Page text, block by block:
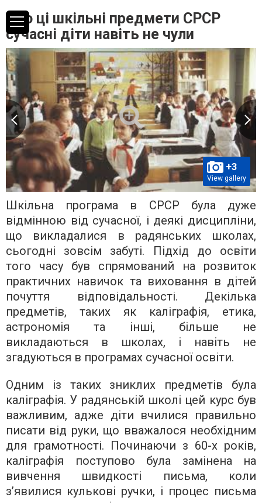
Про ці шкільні предмети СРСР
сучасні діти навіть не чули
+3
View gallery
Шкільна програма в СРСР була дуже
відмінною від сучасної, і деякі дисципліни,
що викладалися в радянських школах,
сьогодні зовсім забуті. Підхід до освіти
того часу був спрямований на розвиток
практичних навичок та виховання в дітей
почуття відповідальності. Декілька
предметів, таких як каліграфія, етика,
астрономія та інші, більше не
викладаються в школах, і навіть не
згадуються в програмах сучасної освіти.
Одним із таких зниклих предметів була
каліграфія. У радянській школі цей курс був
важливим, адже діти вчилися правильно
писати від руки, що вважалося необхідним
для грамотності. Починаючи з 60-х років,
каліграфія поступово була замінена на
вивчення швидкості письма, коли
з’явилися кулькові ручки, і процес письма